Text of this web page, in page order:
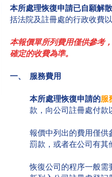
本所處理恢復申請已自願解
括法院及註冊處的行政收費
本報價單所列費用僅供參考
確定的收費為準。
一、 服務費用
本所處理恢復申請的服
款，向公司註冊處付款
報價中列出的費用僅供
罰款，或者在公司有其
恢復公司的程序一般需